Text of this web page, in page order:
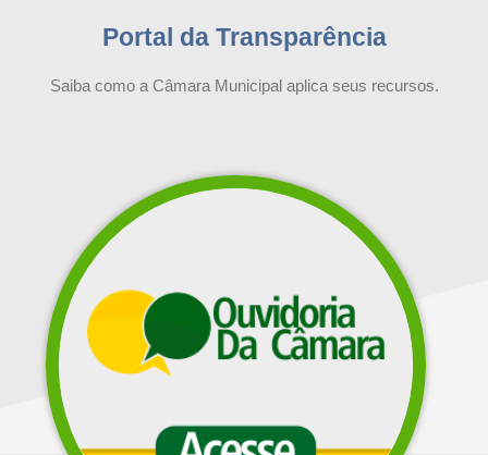
Portal da Transparência
Saiba como a Câmara Municipal aplica seus recursos.